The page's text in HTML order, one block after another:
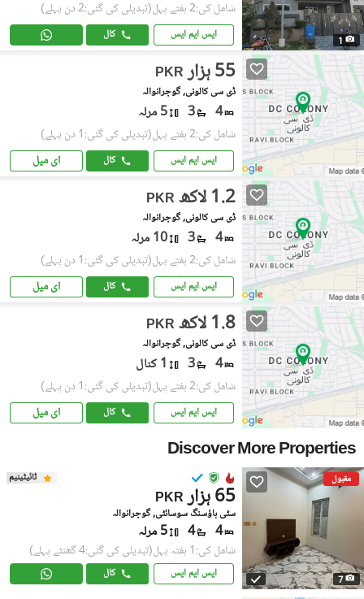
1
شامل کی:2 ہفتے پہل (تبدیلی کی گئی:2 دن پہلے)
ایس ایم ایس کال
PKR 55 ہزار
ڈی سی کالونی, گوجرانوالہ
4
3 5 مرلہ
شامل کی:2 ہفتے پہل (تبدیلی کی گئی:1 دن پہلے)
ایس ایم ایس کال ای میل
PKR 1.2 لاکھ
ڈی سی کالونی, گوجرانوالہ
4
3 10 مرلہ
شامل کی:2 ہفتے پہل (تبدیلی کی گئی:1 دن پہلے)
ایس ایم ایس کال ای میل
PKR 1.8 لاکھ
ڈی سی کالونی, گوجرانوالہ
4
3 1 کنال
شامل کی:2 ہفتے پہل (تبدیلی کی گئی:1 دن پہلے)
ایس ایم ایس کال ای میل
Discover More Properties
مقبول
7
ٹائیٹینیم
PKR 65 ہزار
سٹی ہاؤسنگ سوسائٹی, گوجرانوالہ
4
4 5 مرلہ
شامل کی:1 ہفتہ پہل (تبدیلی کی گئی:4 گھنٹے پہلے)
ایس ایم ایس کال